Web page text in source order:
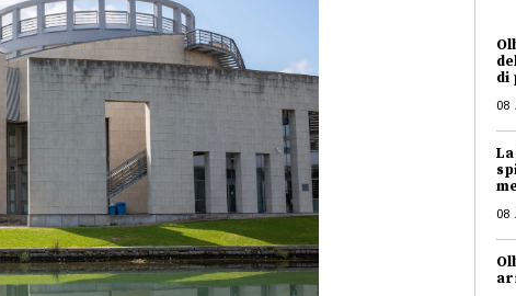
di
08
08